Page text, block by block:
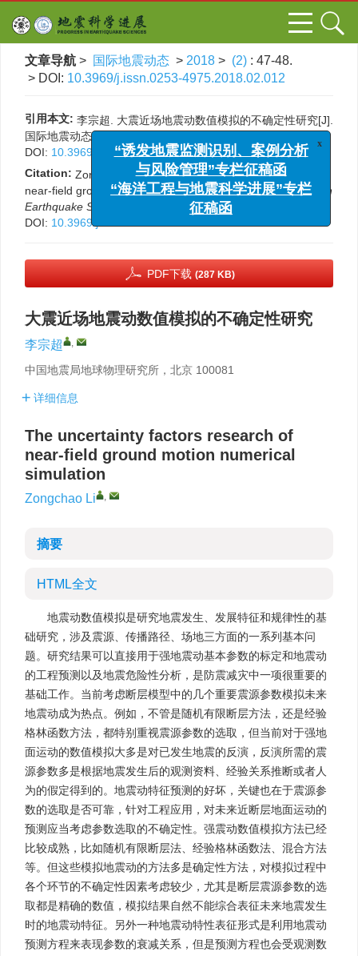
文章导航 > 国际地震动态 > 2018 > (2) : 47-48.
> DOI: 10.3969/j.issn.0253-4975.2018.02.012
引用本文: 李宗超. 大震近场地震动数值模拟的不确定性研究[J].
国际地震动态, 2018, (2): 47-48.
DOI: 10.3969/j.issn.0253-4975.2018.02.012
Citation: Zongchao Li. The uncertainty factors research of
near-field ground motion numerical simulation[J].Progress in
Earthquake Sciences
, 2018, (2): 47-48.
DOI: 10.3969/j.issn.0253-4975.2018.02.012
PDF下载 (287 KB)
大震近场地震动数值模拟的不确定性研究
李宗超 ,
中国地震局地球物理研究所，北京 100081
详细信息
The uncertainty factors research of
near-field ground motion numerical
simulation
Zongchao Li ,
摘要
HTML全文
地震动数值模拟是研究地震发生、发展特征和规律性的基
础研究，涉及震源、传播路径、场地三方面的一系列基本问
题。研究结果可以直接用于强地震动基本参数的标定和地震动
的工程预测以及地震危险性分析，是防震减灾中一项很重要的
基础工作。当前考虑断层模型中的几个重要震源参数模拟未来
地震动成为热点。例如，不管是随机有限断层方法，还是经验
格林函数方法，都特别重视震源参数的选取，但当前对于强地
面运动的数值模拟大多是对已发生地震的反演，反演所需的震
源参数多是根据地震发生后的观测资料、经验关系推断或者人
为的假定得到的。地震动特征预测的好坏，关键也在于震源参
数的选取是否可靠，针对工程应用，对未来近断层地面运动的
预测应当考虑参数选取的不确定性。强震动数值模拟方法已经
比较成熟，比如随机有限断层法、经验格林函数法、混合方法
等。但这些模拟地震动的方法多是确定性方法，对模拟过程中
各个环节的不确定性因素考虑较少，尤其是断层震源参数的选
取都是精确的数值，模拟结果自然不能综合表征未来地震发生
时的地震动特征。另外一种地震动特性表征形式是利用地震动
预测方程来表现参数的衰减关系，但是预测方程也会受观测数
x
“诱发地震监测识别、案例分析
与风险管理”专栏征稿函
“海洋工程与地震科学进展”专栏
征稿函